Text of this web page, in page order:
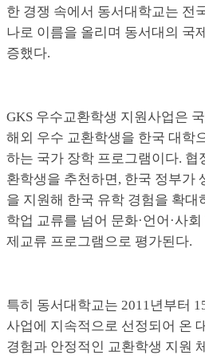
한 경쟁 속에서 동서대학교는 전
나로 이름을 올리며 동서대의 국
증했다.
GKS 우수교환학생 지원사업은
해외 우수 교환학생을 한국 대학
하는 국가 장학 프로그램이다. 협
환학생을 추천하면, 한국 정부가
을 지원해 한국 유학 경험을 확대
학업 교류를 넘어 문화·언어·사
제교류 프로그램으로 평가된다.
특히 동서대학교는 2011년부터
사업에 지속적으로 선정되어 온
경험과 안정적인 교환학생 지원